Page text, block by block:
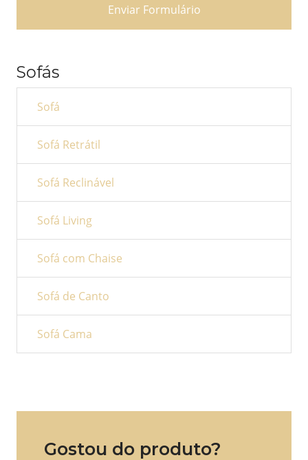
Enviar Formulário
Sofás
Sofá
Sofá Retrátil
Sofá Reclinável
Sofá Living
Sofá com Chaise
Sofá de Canto
Sofá Cama
Gostou do produto?